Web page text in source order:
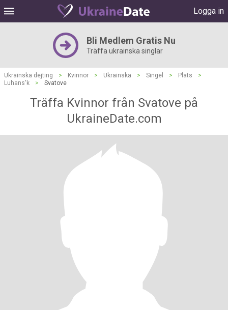
Logga in
Bli Medlem Gratis Nu
Träffa ukrainska singlar
Ukrainska dejting > Kvinnor > Ukrainska > Singel > Plats
>
Luhans'k
> Svatove
Träffa Kvinnor från Svatove på
UkraineDate.com